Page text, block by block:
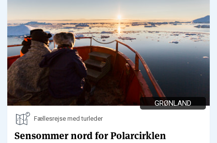
GRØNLAND
Fællesrejse med turleder
Sensommer nord for Polarcirklen